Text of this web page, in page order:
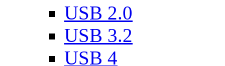
USB 2.0
USB 3.2
USB 4